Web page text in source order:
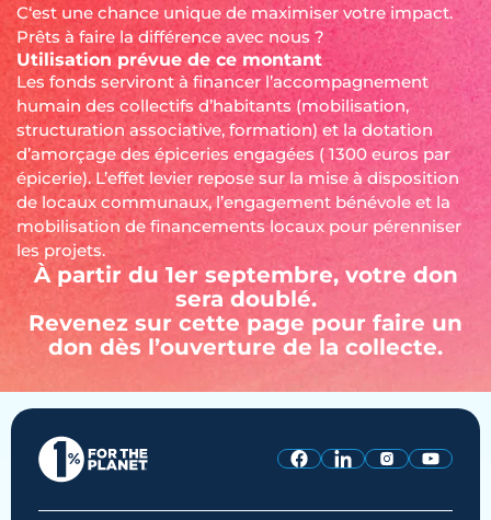
C‘est une chance unique de maximiser votre impact.
Prêts à faire la différence avec nous ?
Utilisation prévue de ce montant
Les fonds serviront à financer l’accompagnement
humain des collectifs d’habitants (mobilisation,
structuration associative, formation) et la dotation
d’amorçage des épiceries engagées ( 1300 euros par
épicerie). L’effet levier repose sur la mise à disposition
de locaux communaux, l’engagement bénévole et la
mobilisation de financements locaux pour pérenniser
les projets.
À partir du 1er septembre, votre don
sera doublé.
Revenez sur cette page pour faire un
don dès l’ouverture de la collecte.